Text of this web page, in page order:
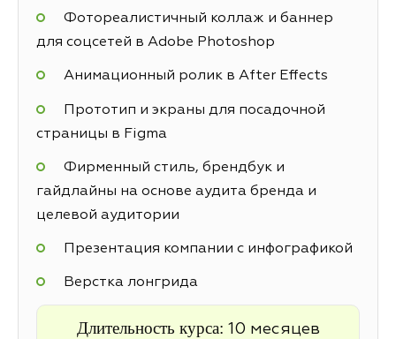
Фотореалистичный коллаж и баннер
для соцсетей в Adobe Photoshop
Анимационный ролик в After Effects
Прототип и экраны для посадочной
страницы в Figma
Фирменный стиль, брендбук и
гайдлайны на основе аудита бренда и
целевой аудитории
Презентация компании с инфографикой
Верстка лонгрида
Длительность курса: 10 месяцев